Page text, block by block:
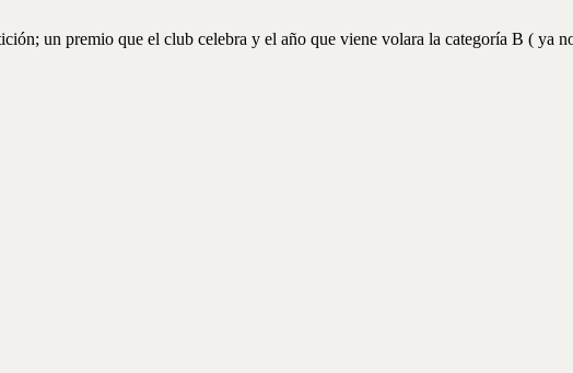
un premio que el club celebra y el año que viene volara la categoría B ( ya